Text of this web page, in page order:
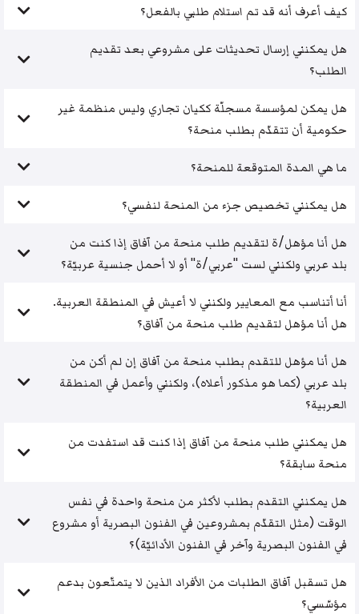
كيف أعرف أنه قد تم استلام طلبي بالفعل؟
هل يمكنني إرسال تحديثات على مشروعي بعد تقديم
الطلب؟
هل يمكن لمؤسسة مسجلّة ككيان تجاري وليس منظمة غير
حكومية أن تتقدّم بطلب منحة؟
ما هي المدة المتوقعة للمنحة؟
هل يمكنني تخصيص جزء من المنحة لنفسي؟
هل أنا مؤهل/ة لتقديم طلب منحة من آفاق إذا كنت من
بلد عربي ولكنني لست "عربي/ة" أو لا أحمل جنسية عربيّة؟
أنا أتناسب مع المعايير ولكنني لا أعيش في المنطقة العربية.
هل أنا مؤهل لتقديم طلب منحة من آفاق؟
هل أنا مؤهل للتقدم بطلب منحة من آفاق إن لم أكن من
بلد عربي (كما هو مذكور أعلاه)، ولكنني وأعمل في المنطقة
العربية؟
هل يمكنني طلب منحة من آفاق إذا كنت قد استفدت من
منحة سابقة؟
هل يمكنني التقدم بطلب لأكثر من منحة واحدة في نفس
الوقت (مثل التقدّم بمشروعين في الفنون البصرية أو مشروع
في الفنون البصرية وآخر في الفنون الأدائيّة)؟
هل تسقبل آفاق الطلبات من الأفراد الذين لا يتمتّعون بدعم
مؤسّسي؟